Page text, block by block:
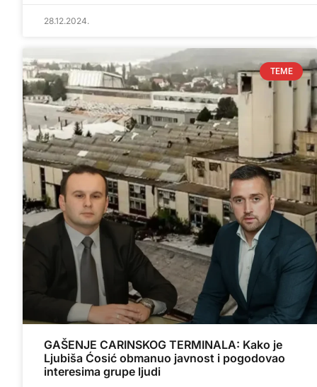
28.12.2024.
TEME
GAŠENJE CARINSKOG TERMINALA: Kako je
Ljubiša Ćosić obmanuo javnost i pogodovao
interesima grupe ljudi